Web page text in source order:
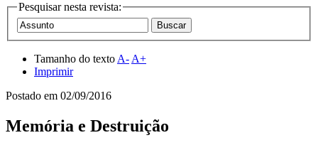
Pesquisar nesta revista:
Tamanho do texto A- A+
Imprimir
Postado em 02/09/2016
Memória e Destruição